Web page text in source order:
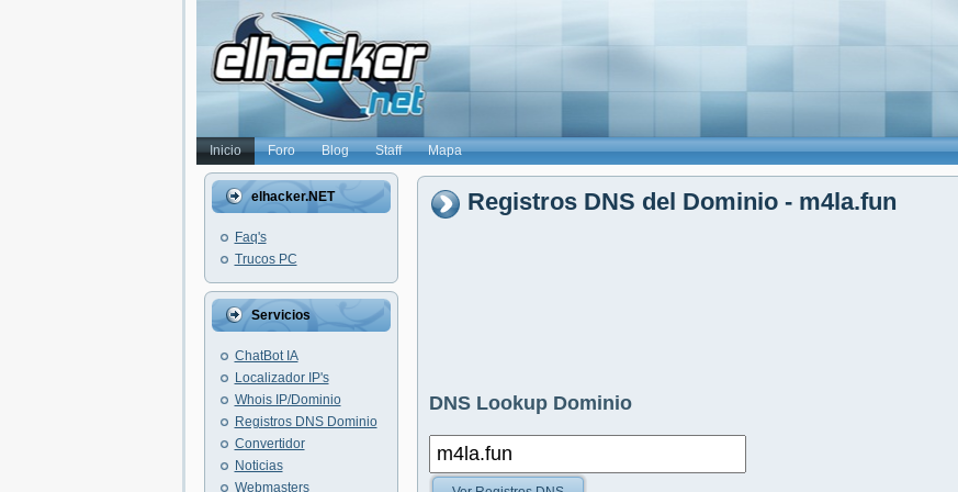
Inicio Foro Blog Staff Mapa
elhacker.NET
Faq's
Trucos PC
Servicios
ChatBot IA
Localizador IP's
Whois IP/Dominio
Registros DNS Dominio
Convertidor
Noticias
Webmasters
Registros DNS del Dominio - m4la.fun
DNS Lookup Dominio